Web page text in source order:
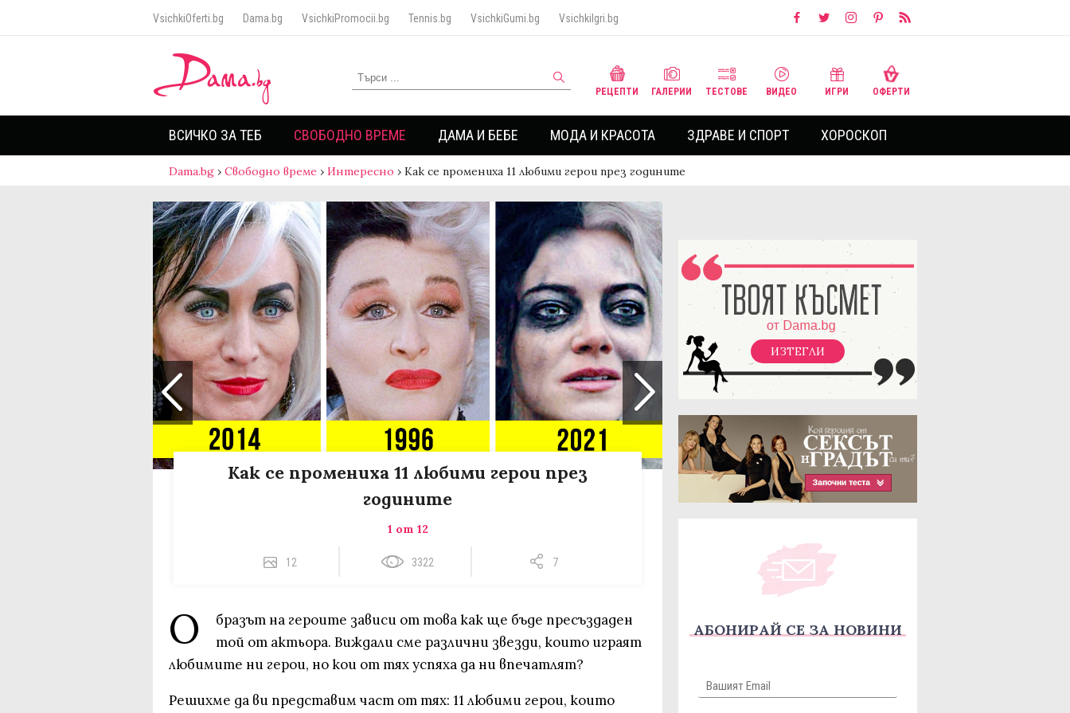
VsichkiOferti.bg Dama.bg VsichkiPromocii.bg Tennis.bg VsichkiGumi.bg VsichkiIgri.bg
РЕЦЕПТИ ГАЛЕРИИ ТЕСТОВЕ ВИДЕО ИГРИ ОФЕРТИ
ВСИЧКО ЗА ТЕБ СВОБОДНО ВРЕМЕ ДАМА И БЕБЕ МОДА И КРАСОТА ЗДРАВЕ И СПОРТ ХОРОСКОП
Dama.bg › Свободно време › Интересно › Как се промениха 11 любими герои през годините
Как се промениха 11 любими герои през
годините
1 от 12
12 3322 7
О
бразът на героите зависи от това как ще бъде пресъздаден
той от актьора. Виждали сме различни звезди, които играят
любимите ни герои, но кои от тях успяха да ни впечатлят?
Решихме да ви представим част от тях: 11 любими герои, които
ИЗТЕГЛИ
АБОНИРАЙ СЕ ЗА НОВИНИ